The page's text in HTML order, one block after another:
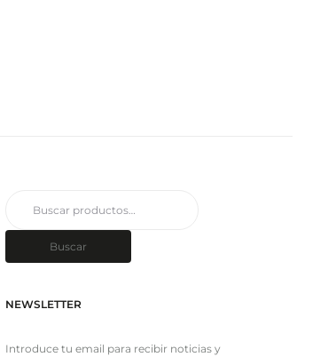
Buscar
NEWSLETTER
Introduce tu email para recibir noticias y